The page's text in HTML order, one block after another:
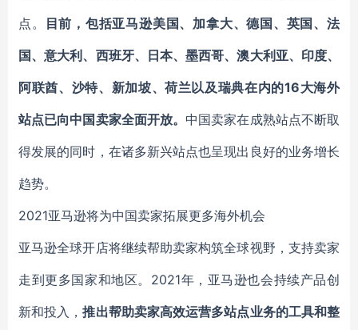
点。
目前，包括亚马逊美国、加拿大、德国、英国、法
国、意大利、西班牙、日本、墨西哥、澳大利亚、印度、
阿联酋、沙特、新加坡、荷兰以及瑞典在内的16大海外
站点已向中国卖家全面开放。 中国卖家在成熟站点不断取
得发展的同时，在诸多新兴站点也呈现出良好的业务增长
趋势。
2021亚马逊将为中国卖家拓展更多海外机会
亚马逊全球开店将继续帮助卖家构筑全球视野，支持卖家
走到更多国家和地区。2021年，亚马逊也会持续产品创
新和投入，推出帮助卖家高效运营多站点业务的工具和整